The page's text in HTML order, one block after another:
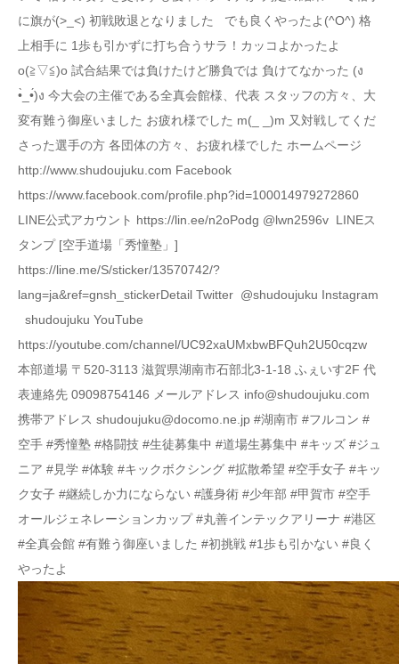
に旗が(>_<) 初戦敗退となりました でも良くやったよ(^O^) 格
上相手に 1歩も引かずに打ち合うサラ！カッコよかったよ
o(≧▽≦)o 試合結果では負けたけど勝負では 負けてなかった (ง
•̀_•́)ง 今大会の主催である全真会館様、代表 スタッフの方々、大
変有難う御座いました お疲れ様でした m(_ _)m 又対戦してくだ
さった選手の方 各団体の方々、お疲れ様でした ホームページ
http://www.shudoujuku.com Facebook
https://www.facebook.com/profile.php?id=100014979272860
LINE公式アカウント https://lin.ee/n2oPodg @lwn2596v LINEス
タンプ [空手道場「秀憧塾」]
https://line.me/S/sticker/13570742/?
lang=ja&ref=gnsh_stickerDetail Twitter @shudoujuku Instagram
shudoujuku YouTube
https://youtube.com/channel/UC92xaUMxbwBFQuh2U50cqzw
本部道場 〒520-3113 滋賀県湖南市石部北3-1-18 ふぇいす2F 代
表連絡先 09098754146 メールアドレス info@shudoujuku.com
携帯アドレス shudoujuku@docomo.ne.jp #湖南市 #フルコン #
空手 #秀憧塾 #格闘技 #生徒募集中 #道場生募集中 #キッズ #ジュ
ニア #見学 #体験 #キックボクシング #拡散希望 #空手女子 #キッ
ク女子 #継続しか力にならない #護身術 #少年部 #甲賀市 #空手
オールジェネレーションカップ #丸善インテックアリーナ #港区
#全真会館 #有難う御座いました #初挑戦 #1歩も引かない #良く
やったよ